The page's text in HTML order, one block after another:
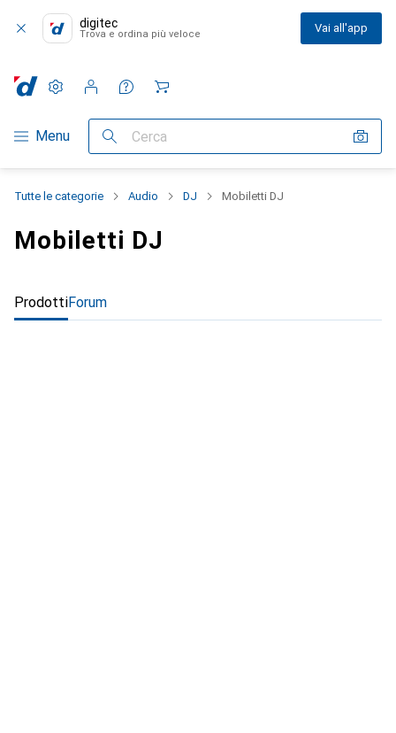
digitec
Trova e ordina più veloce Vai all'app
Categoria Navigazione
Menu Cerca
Impostazioni
Conto cliente
Liste di confronto
Liste dei desideri
Carrello
Tutte le categorie Audio DJ Mobiletti DJ
Mobiletti DJ
ProdottiForum